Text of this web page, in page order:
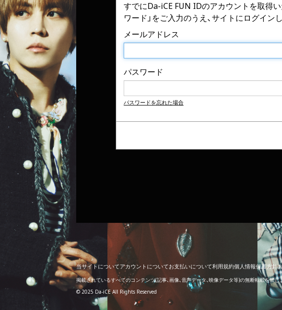
すでにDa-iCE FUN IDのアカウントを取得
ワード」をご入力のうえ、サイトにログイン
メールアドレス
パスワード
パスワードを忘れた場合
当サイト についてアカウン ト についてお支払いについて利用規約個 人情報保護方針
掲載されているすべてのコンテンツ(記事、画像、音声データ、映像データ等)の無断転載を禁じ
© 2025 Da-iCE All Rights Reserved